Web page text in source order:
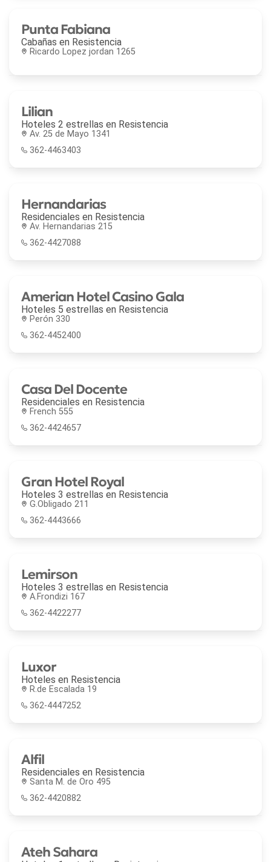
Punta Fabiana
Cabañas en Resistencia
Ricardo Lopez jordan 1265
Lilian
Hoteles 2 estrellas en Resistencia
Av. 25 de Mayo 1341
362-4463403
Hernandarias
Residenciales en Resistencia
Av. Hernandarias 215
362-4427088
Amerian Hotel Casino Gala
Hoteles 5 estrellas en Resistencia
Perón 330
362-4452400
Casa Del Docente
Residenciales en Resistencia
French 555
362-4424657
Gran Hotel Royal
Hoteles 3 estrellas en Resistencia
G.Obligado 211
362-4443666
Lemirson
Hoteles 3 estrellas en Resistencia
A.Frondizi 167
362-4422277
Luxor
Hoteles en Resistencia
R.de Escalada 19
362-4447252
Alfil
Residenciales en Resistencia
Santa M. de Oro 495
362-4420882
Ateh Sahara